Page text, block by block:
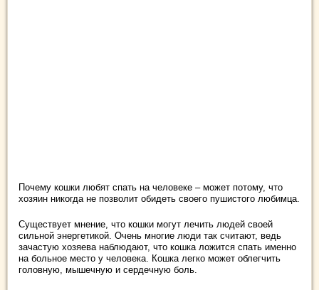
Почему кошки любят спать на человеке – может потому, что
хозяин никогда не позволит обидеть своего пушистого любимца.
Существует мнение, что кошки могут лечить людей своей
сильной энергетикой. Очень многие люди так считают, ведь
зачастую хозяева наблюдают, что кошка ложится спать именно
на больное место у человека. Кошка легко может облегчить
головную, мышечную и сердечную боль.